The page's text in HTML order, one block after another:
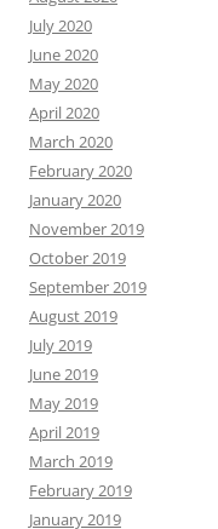
July 2020
June 2020
May 2020
April 2020
March 2020
February 2020
January 2020
November 2019
October 2019
September 2019
August 2019
July 2019
June 2019
May 2019
April 2019
March 2019
February 2019
January 2019